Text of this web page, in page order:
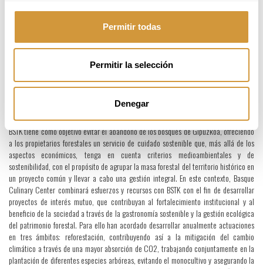
Permitir todas
Permitir la selección
Denegar
temporada, así como prácticas que integren el respeto por el medio ambiente y las
tradiciones culinarias en la creación de experiencias gastronómicas innovadoras y
y desarrollo de la gastronomía vasca y el valor de nuestro territorio, mediante
eventos y proyectos impulsados por Mantala Basque Gastronomy, una iniciativa
conocimiento, la co-creación y la puesta en valor del territorio y sus recursos
BSTK tiene como objetivo evitar el abandono de los bosques de Gipuzkoa, ofreciendo
a los propietarios forestales un servicio de cuidado sostenible que, más allá de los
aspectos económicos, tenga en cuenta criterios medioambientales y de
sostenibilidad, con el propósito de agrupar la masa forestal del territorio histórico en
un proyecto común y llevar a cabo una gestión integral. En este contexto, Basque
Culinary Center combinará esfuerzos y recursos con BSTK con el fin de desarrollar
proyectos de interés mutuo, que contribuyan al fortalecimiento institucional y al
beneficio de la sociedad a través de la gastronomía sostenible y la gestión ecológica
del patrimonio forestal. Para ello han acordado desarrollar anualmente actuaciones
en tres ámbitos: reforestación, contribuyendo así a la mitigación del cambio
climático a través de una mayor absorción de CO2, trabajando conjuntamente en la
plantación de diferentes especies arbóreas, evitando el monocultivo y asegurando la